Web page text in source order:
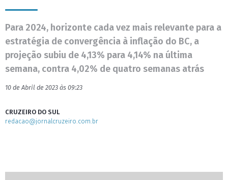
Para 2024, horizonte cada vez mais relevante para a
estratégia de convergência à inflação do BC, a
projeção subiu de 4,13% para 4,14% na última
semana, contra 4,02% de quatro semanas atrás
10 de Abril de 2023 às 09:23
CRUZEIRO DO SUL
redacao@jornalcruzeiro.com.br